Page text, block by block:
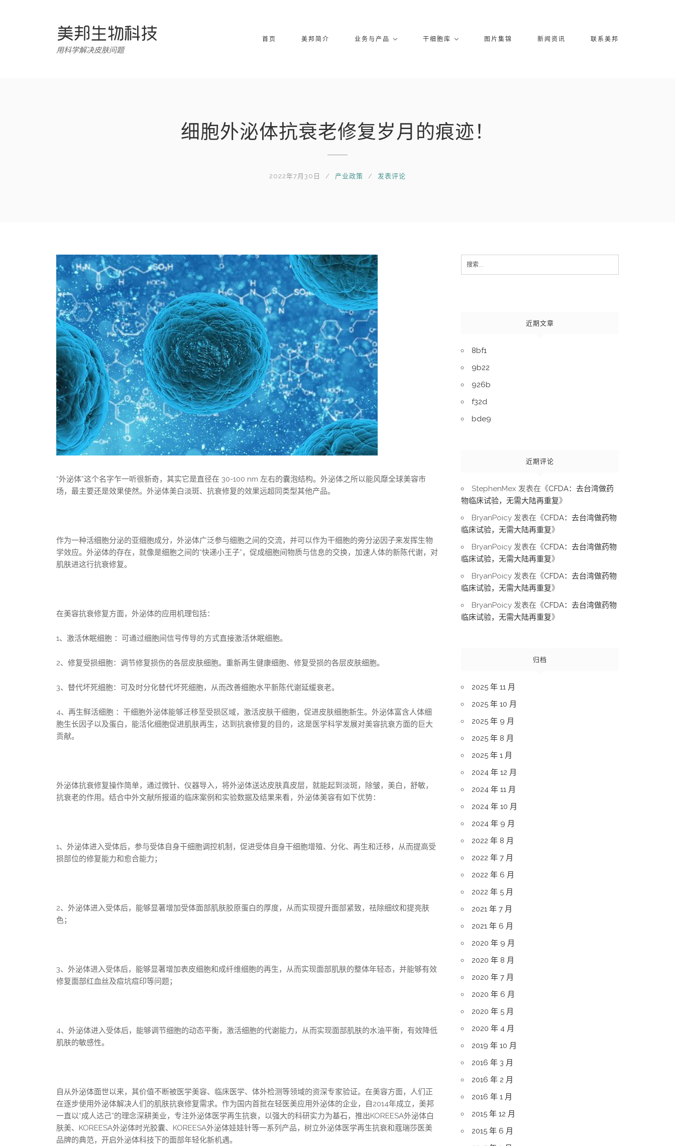
用科学解决皮肤问题
首页 美邦简介 业务与产品 干细胞库 图片集锦 新闻资讯 联系美邦
细胞外泌体抗衰老修复岁月的痕迹！
2022年7月30日 产业政策 发表评论
“外泌体”这个名字乍一听很新奇，其实它是直径在 30-100 nm 左右的囊泡结构。外泌体之所以能风靡全球美容市
场，最主要还是效果使然。外泌体美白淡斑、抗衰修复的效果远超同类型其他产品。
作为一种活细胞分泌的亚细胞成分，外泌体广泛参与细胞之间的交流，并可以作为干细胞的旁分泌因子来发挥生物
学效应。外泌体的存在，就像是细胞之间的“快递小王子”，促成细胞间物质与信息的交换，加速人体的新陈代谢，对
肌肤进这行抗衰修复。
在美容抗衰修复方面，外泌体的应用机理包括：
1、激活休眠细胞 ：可通过细胞间信号传导的方式直接激活休眠细胞。
2、修复受损细胞：调节修复损伤的各层皮肤细胞。重新再生健康细胞、修复受损的各层皮肤细胞。
3、替代坏死细胞：可及时分化替代坏死细胞，从而改善细胞水平新陈代谢延缓衰老。
4、再生鲜活细胞 ：干细胞外泌体能够迁移至受损区域，激活皮肤干细胞，促进皮肤细胞新生。外泌体富含人体细
胞生长因子以及蛋白，能活化细胞促进肌肤再生，达到抗衰修复的目的，这是医学科学发展对美容抗衰方面的巨大
贡献。
外泌体抗衰修复操作简单，通过微针、仪器导入，将外泌体送达皮肤真皮层，就能起到淡斑，除皱，美白，舒敏，
抗衰老的作用。结合中外文献所报道的临床案例和实验数据及结果来看，外泌体美容有如下优势：
1、外泌体进入受体后，参与受体自身干细胞调控机制，促进受体自身干细胞增殖、分化、再生和迁移，从而提高受
损部位的修复能力和愈合能力；
2、外泌体进入受体后，能够显著增加受体面部肌肤胶原蛋白的厚度，从而实现提升面部紧致，祛除细纹和提亮肤
色；
3、外泌体进入受体后，能够显著增加表皮细胞和成纤维细胞的再生，从而实现面部肌肤的整体年轻态，并能够有效
修复面部红血丝及痘坑痘印等问题；
4、外泌体进入受体后，能够调节细胞的动态平衡，激活细胞的代谢能力，从而实现面部肌肤的水油平衡，有效降低
肌肤的敏感性。
自从外泌体面世以来，其价值不断被医学美容、临床医学、体外检测等领域的资深专家验证。在美容方面，人们正
在逐步使用外泌体解决人们的肌肤抗衰修复需求。作为国内首批在轻医美应用外泌体的企业，自2014年成立，美邦
一直以“成人达己”的理念深耕美业，专注外泌体医学再生抗衰，以强大的科研实力为基石，推出KOREESA外泌体白
肤美、KOREESA外泌体时光胶囊、KOREESA外泌体娃娃针等一系列产品，树立外泌体医学再生抗衰和蔻瑞莎医美
品牌的典范，开启外泌体科技下的面部年轻化新机遇。
Search
for:
近期文章
8bf1
9b22
926b
f32d
bde9
近期评论
StephenMex 发表在《CFDA：去台湾做药
物临床试验，无需大陆再重复》
BryanPoicy 发表在《CFDA：去台湾做药物
临床试验，无需大陆再重复》
BryanPoicy 发表在《CFDA：去台湾做药物
临床试验，无需大陆再重复》
BryanPoicy 发表在《CFDA：去台湾做药物
临床试验，无需大陆再重复》
BryanPoicy 发表在《CFDA：去台湾做药物
临床试验，无需大陆再重复》
归档
2025 年 11 月
2025 年 10 月
2025 年 9 月
2025 年 8 月
2025 年 1 月
2024 年 12 月
2024 年 11 月
2024 年 10 月
2024 年 9 月
2022 年 8 月
2022 年 7 月
2022 年 6 月
2022 年 5 月
2021 年 7 月
2021 年 6 月
2020 年 9 月
2020 年 8 月
2020 年 7 月
2020 年 6 月
2020 年 5 月
2020 年 4 月
2019 年 10 月
2016 年 3 月
2016 年 2 月
2016 年 1 月
2015 年 12 月
2015 年 6 月